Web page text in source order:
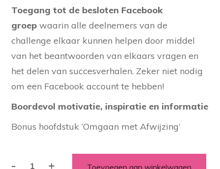
Toegang tot de besloten Facebook
groep waarin alle deelnemers van de
challenge elkaar kunnen helpen door middel
van het beantwoorden van elkaars vragen en
het delen van succesverhalen. Zeker niet nodig
om een Facebook account te hebben!
Boordevol motivatie, inspiratie en informatie
Bonus hoofdstuk ‘Omgaan met Afwijzing’
- + Toevoegen aan winkelwagen